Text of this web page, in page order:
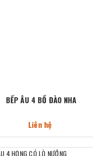
BẾP ÂU 4 BỒ ĐÀO NHA
Liên hệ